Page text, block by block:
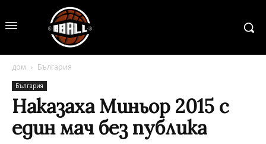
дом България
България
Наказаха Миньор 2015 с
един мач без публика